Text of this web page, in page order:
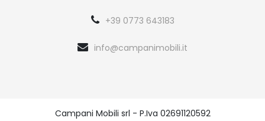
+39 0773 643183
info@campanimobili.it
Campani Mobili srl - P.Iva 02691120592